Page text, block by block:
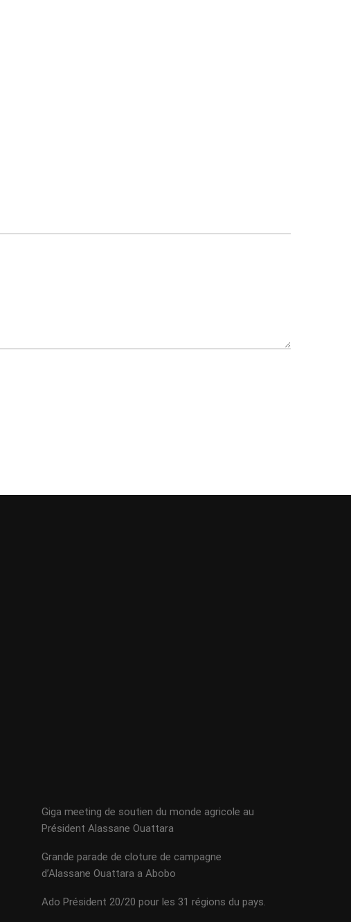
Giga meeting de soutien du monde agricole au
Président Alassane Ouattara
Grande parade de cloture de campagne
d’Alassane Ouattara a Abobo
Ado Président 20/20 pour les 31 régions du pays.